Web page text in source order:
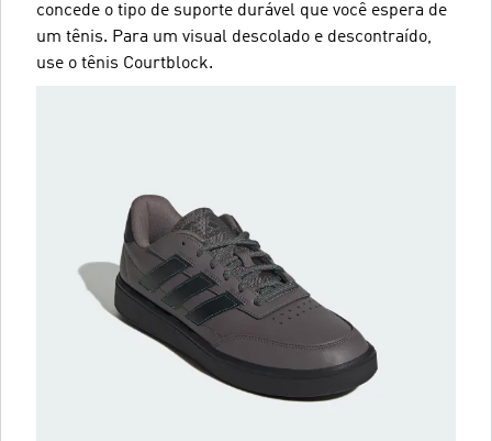
concede o tipo de suporte durável que você espera de
um tênis. Para um visual descolado e descontraído,
use o tênis Courtblock.